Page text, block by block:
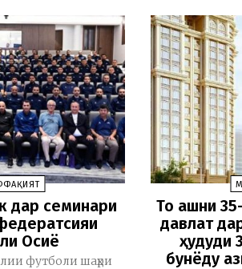
дар семинари
Осиё
футболи шаҳри
То ҷашни
давлат
ҳудуди
бунёду